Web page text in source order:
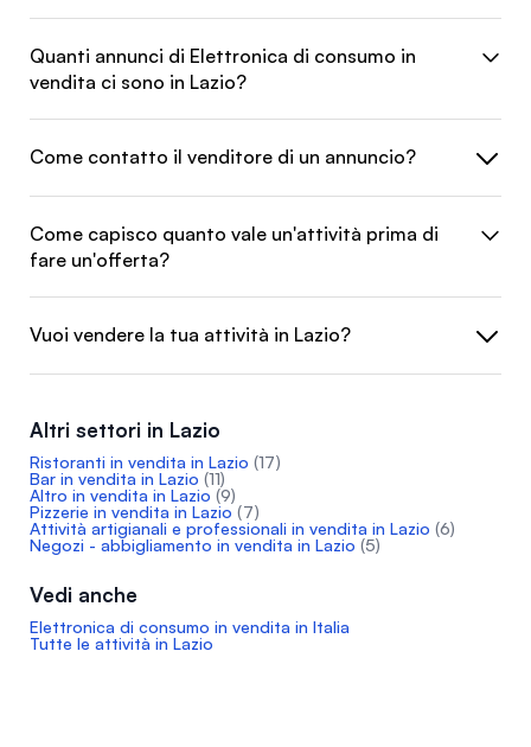
Quanti annunci di Elettronica di consumo in
vendita ci sono in Lazio?
Come contatto il venditore di un annuncio?
Come capisco quanto vale un'attività prima di
fare un'offerta?
Vuoi vendere la tua attività in Lazio?
Altri settori in Lazio
Ristoranti in vendita in Lazio (17)
Bar in vendita in Lazio (11)
Altro in vendita in Lazio (9)
Pizzerie in vendita in Lazio (7)
Attività artigianali e professionali in vendita in Lazio (6)
Negozi - abbigliamento in vendita in Lazio (5)
Vedi anche
Elettronica di consumo in vendita in Italia
Tutte le attività in Lazio